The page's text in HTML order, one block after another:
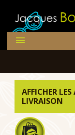

AFFICHER
LIVRAISON